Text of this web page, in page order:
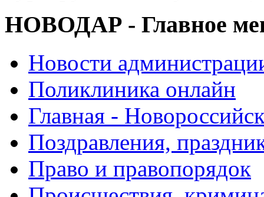
НОВОДАР - Главное
Новости
Поликлиника онлайн
Главная -
Поздравления,
Право и правопорядок